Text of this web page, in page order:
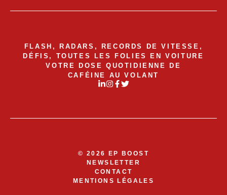
FLASH, RADARS, RECORDS DE VITESSE,
DÉFIS, TOUTES LES FOLIES EN VOITURE
VOTRE DOSE QUOTIDIENNE DE
CAFÉINE AU VOLANT
© 2026 EP BOOST
NEWSLETTER
CONTACT
MENTIONS LÉGALES